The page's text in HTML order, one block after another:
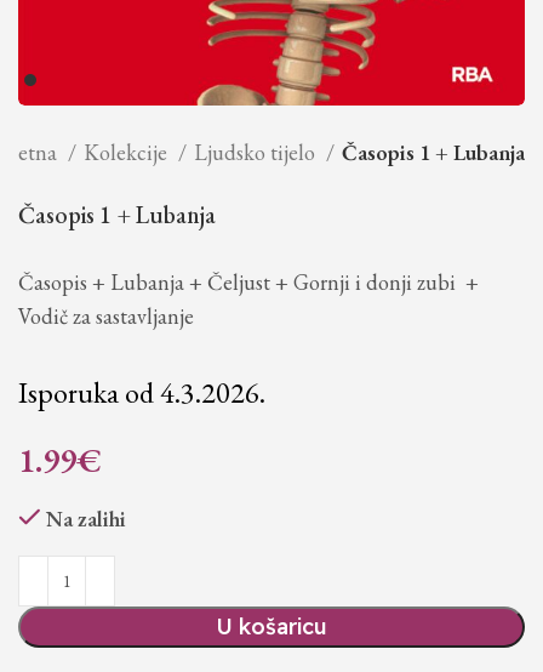
Kolekcije Ljudsko tijelo Časopis 1 + Lubanja
Časopis 1 + Lubanja
Časopis + Lubanja + Čeljust + Gornji i donji zubi +
Vodič za sastavljanje
Isporuka od 4.3.2026.
1.99€
Na zalihi
U košaricu